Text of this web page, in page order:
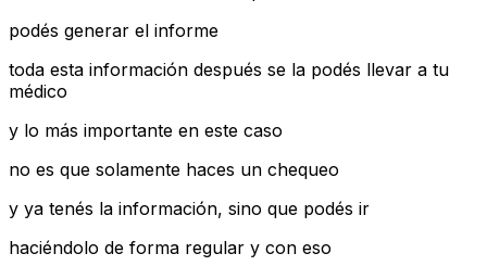
podés generar el informe
toda esta información después se la podés llevar a tu
médico
y lo más importante en este caso
no es que solamente haces un chequeo
y ya tenés la información, sino que podés ir
haciéndolo de forma regular y con eso